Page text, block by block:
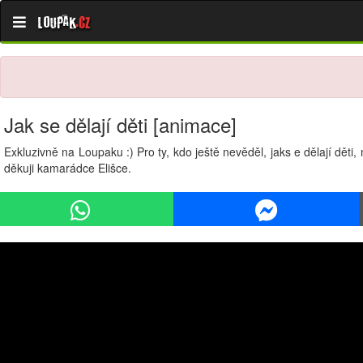
Loupak.cz
Jak se dělají děti [animace]
Exkluzivně na Loupaku :) Pro ty, kdo ještě nevěděl, jaks e dělají
děkuji kamarádce Elišce.